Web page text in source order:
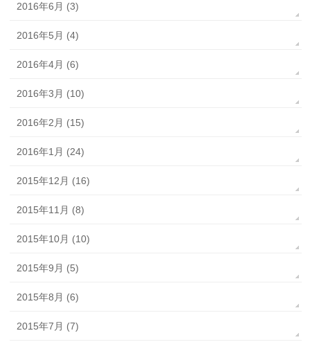
2016年6月 (3)
2016年5月 (4)
2016年4月 (6)
2016年3月 (10)
2016年2月 (15)
2016年1月 (24)
2015年12月 (16)
2015年11月 (8)
2015年10月 (10)
2015年9月 (5)
2015年8月 (6)
2015年7月 (7)